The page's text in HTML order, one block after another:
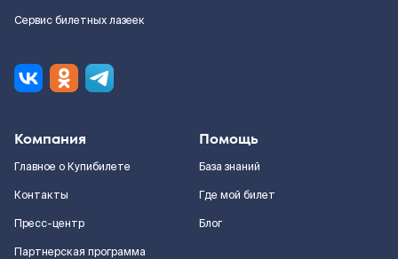
Сервис билетных лазеек
Компания
Главное о Купибилете
Контакты
Пресс-центр
Партнерская программа
Помощь
База знаний
Где мой билет
Блог